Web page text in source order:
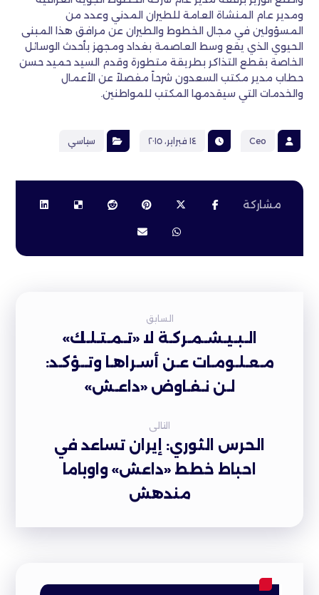
ومدير عام المنشاة العامة للطيران المدني وعدد من
المسؤولين في مجال الخطوط والطيران عن مرافق هذا المبنى
الحيوي الذي يقع وسط العاصمة بغداد ومجهز بأحدث الوسائل
الخاصة بقطع التذاكر بطريقة متطورة وقدم السيد حميد حسن
حطاب مدير مكتب السعدون شرحاً مفصلاً عن الأعمال
والخدمات التي سيقدمها المكتب للمواطنين.
Ceo ١٤ فبراير، ٢٠١٥ سياسي
السابق
الـبـيـشـمـركـة لا «تـمـتـلـك»
مـعـلـومـات عـن أسـراهـا وتــؤكـد:
لـن نـفـاوض «داعـش»
التالى
الحرس الثوري: إيران تساعد في
احباط خطط «داعش» واوباما
مندهش